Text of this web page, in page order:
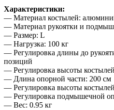
Характеристики:
— Материал костылей:
— Материал рукоятки и
— Размер: L
— Нагрузка: 100 кг
— Регулировка длины до
позиций
— Регулировка высоты
— Длина опорной части: 200 см
— Регулировка высоты
— Регулировка подмышечной
— Вес: 0.95 кг